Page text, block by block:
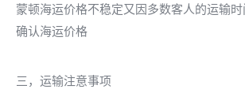
蒙顿海运价格不稳定又因多数客人的运输
确认海运价格
三，运输注意事项